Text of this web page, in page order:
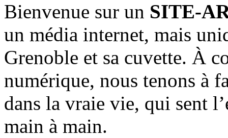
Bienvenue sur un SITE-
un média internet, mais
Grenoble et sa cuvette. À
numérique, nous tenons à
dans la vraie vie, qui sent
main à main.